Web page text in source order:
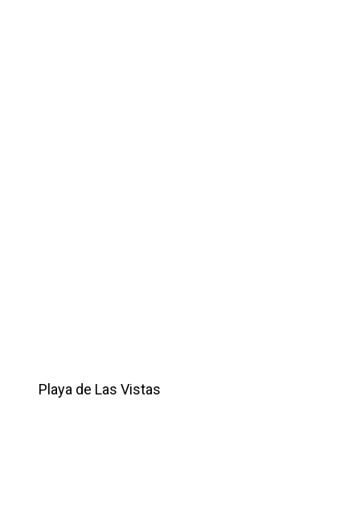
Playa de Las Vistas